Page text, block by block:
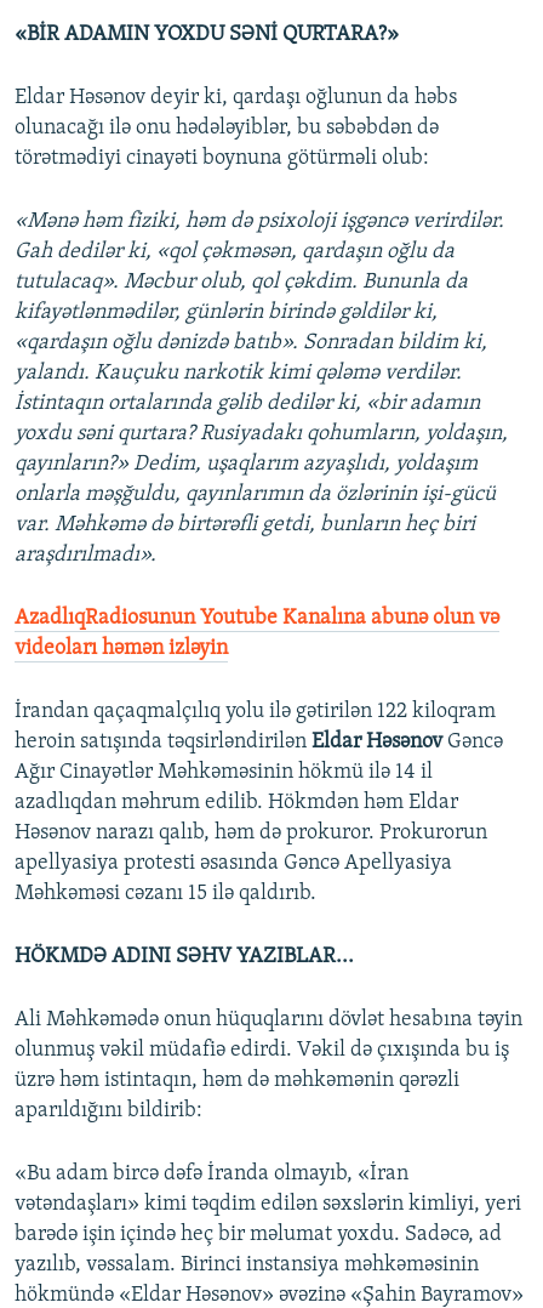
«BİR ADAMIN YOXDU SƏNİ QURTARA?»
Eldar Həsənov deyir ki, qardaşı oğlunun da həbs
olunacağı ilə onu hədələyiblər, bu səbəbdən də
törətmədiyi cinayəti boynuna götürməli olub:
«Mənə həm fiziki, həm də psixoloji işgəncə verirdilər.
Gah dedilər ki, «qol çəkməsən, qardaşın oğlu da
tutulacaq». Məcbur olub, qol çəkdim. Bununla da
kifayətlənmədilər, günlərin birində gəldilər ki,
«qardaşın oğlu dənizdə batıb». Sonradan bildim ki,
yalandı. Kauçuku narkotik kimi qələmə verdilər.
İstintaqın ortalarında gəlib dedilər ki, «bir adamın
yoxdu səni qurtara? Rusiyadakı qohumların, yoldaşın,
qayınların?» Dedim, uşaqlarım azyaşlıdı, yoldaşım
onlarla məşğuldu, qayınlarımın da özlərinin işi-gücü
var. Məhkəmə də birtərəfli getdi, bunların heç biri
araşdırılmadı».
AzadlıqRadiosunun Youtube Kanalına abunə olun və
videoları həmən izləyin
İrandan qaçaqmalçılıq yolu ilə gətirilən 122 kiloqram
heroin satışında təqsirləndirilən Eldar HəsənovGəncə
Ağır Cinayətlər Məhkəməsinin hökmü ilə 14 il
azadlıqdan məhrum edilib. Hökmdən həm Eldar
Həsənov narazı qalıb, həm də prokuror. Prokurorun
apellyasiya protesti əsasında Gəncə Apellyasiya
Məhkəməsi cəzanı 15 ilə qaldırıb.
HÖKMDƏ ADINI SƏHV YAZIBLAR...
Ali Məhkəmədə onun hüquqlarını dövlət hesabına təyin
olunmuş vəkil müdafiə edirdi. Vəkil də çıxışında bu iş
üzrə həm istintaqın, həm də məhkəmənin qərəzli
aparıldığını bildirib:
«Bu adam bircə dəfə İranda olmayıb, «İran
vətəndaşları» kimi təqdim edilən səxslərin kimliyi, yeri
barədə işin içində heç bir məlumat yoxdu. Sadəcə, ad
yazılıb, vəssalam. Birinci instansiya məhkəməsinin
hökmündə «Eldar Həsənov» əvəzinə «Şahin Bayramov»